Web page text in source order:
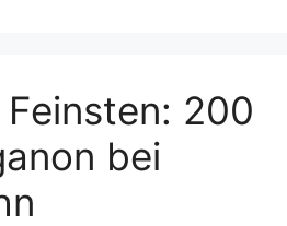
200
bei